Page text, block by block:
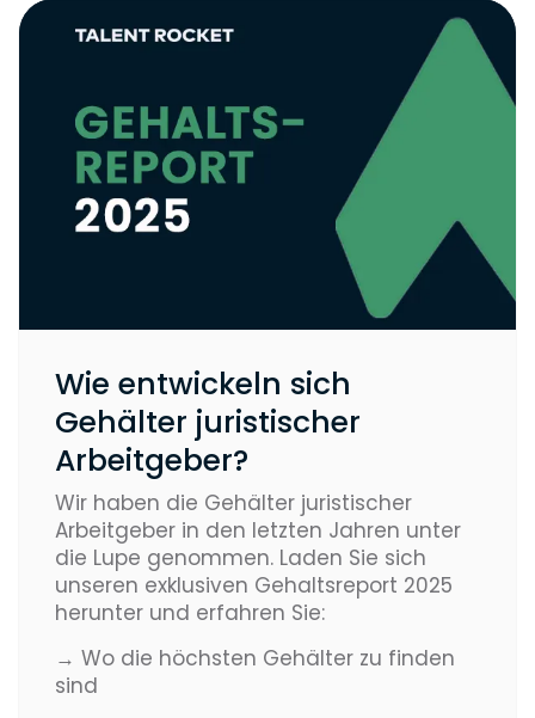
Wie entwickeln sich
Gehälter juristischer
Arbeitgeber?
Wir haben die Gehälter juristischer
Arbeitgeber in den letzten Jahren unter
die Lupe genommen. Laden Sie sich
unseren exklusiven Gehaltsreport 2025
herunter und erfahren Sie:
→ Wo die höchsten Gehälter zu finden
sind